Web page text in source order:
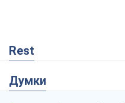
Rest
Думки